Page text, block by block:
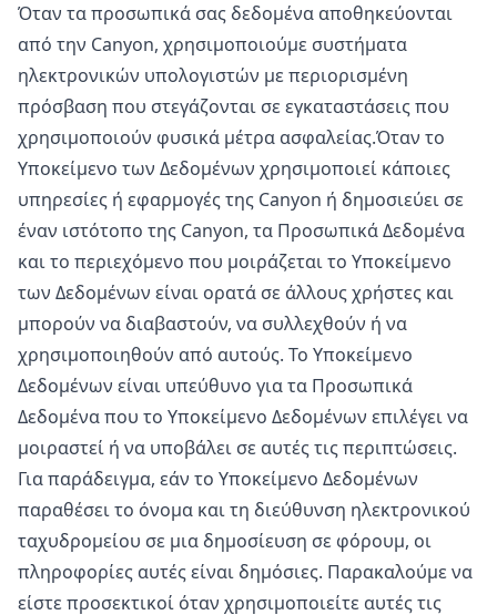
Όταν τα προσωπικά σας δεδομένα αποθηκεύονται
από την Canyon, χρησιμοποιούμε συστήματα
ηλεκτρονικών υπολογιστών με περιορισμένη
πρόσβαση που στεγάζονται σε εγκαταστάσεις που
χρησιμοποιούν φυσικά μέτρα ασφαλείας.Όταν το
Υποκείμενο των Δεδομένων χρησιμοποιεί κάποιες
υπηρεσίες ή εφαρμογές της Canyon ή δημοσιεύει σε
έναν ιστότοπο της Canyon, τα Προσωπικά Δεδομένα
και το περιεχόμενο που μοιράζεται το Υποκείμενο
των Δεδομένων είναι ορατά σε άλλους χρήστες και
μπορούν να διαβαστούν, να συλλεχθούν ή να
χρησιμοποιηθούν από αυτούς. Το Υποκείμενο
Δεδομένων είναι υπεύθυνο για τα Προσωπικά
Δεδομένα που το Υποκείμενο Δεδομένων επιλέγει να
μοιραστεί ή να υποβάλει σε αυτές τις περιπτώσεις.
Για παράδειγμα, εάν το Υποκείμενο Δεδομένων
παραθέσει το όνομα και τη διεύθυνση ηλεκτρονικού
ταχυδρομείου σε μια δημοσίευση σε φόρουμ, οι
πληροφορίες αυτές είναι δημόσιες. Παρακαλούμε να
είστε προσεκτικοί όταν χρησιμοποιείτε αυτές τις